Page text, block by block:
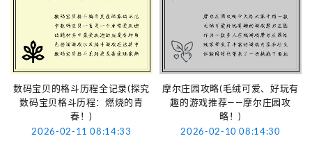
数码宝贝的格斗历程全记录(探究
数码宝贝格斗历程：燃烧的青
春！)
2026-02-11 08:14:33
摩尔庄园攻略(毛绒可爱、好玩有
趣的游戏推荐——摩尔庄园攻
略！)
2026-02-10 08:14:30